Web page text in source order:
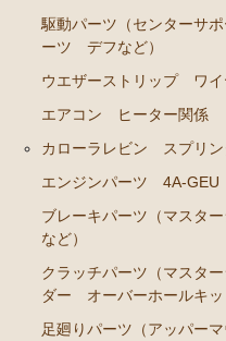
ブレーキパーツ（マス
ト ホース など）
クラッチパーツ（マス
ーズシリンダー オー
ステアリングパーツ（
足回りパーツ（アッ
ルジョイント ブッシ
燃料パーツ（ポンプ
ーゲージなど）
駆動パーツ（センタ
駆動パーツ（センターサ
ーツ デフなど）
ウエザーストリップ ワイ
エアコン ヒーター関係
カローラレビン スプリ
エンジンパーツ 4A-GEU
ブレーキパーツ（マス
など）
クラッチパーツ（マスタ
ダー オーバーホールキ
足廻りパーツ（アッパー